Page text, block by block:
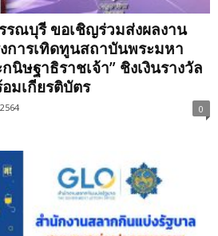
ณบุรี ขอเชิญร่วมส่งผลงาน
การเทิดทูนสถาบันพระมหา
นิษฐาธิราชเจ้า” ชิงเงินรางวัล
มเกียรติบัตร
0